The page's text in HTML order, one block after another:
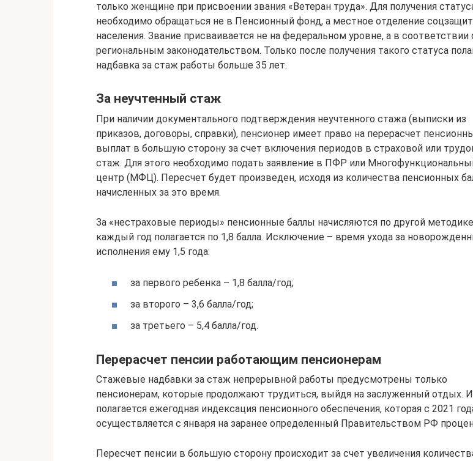
только женщине при присвоении звания «Ветеран труда». Для получения
необходимо обращаться не в Пенсионный фонд, а местное отделение
населения. Звание присваивается не на федеральном уровне, а в соответствии
региональным законодательством. Только после получения такого статуса
надбавка за стаж работы больше 35 лет.
За неучтенный стаж
При наличии документального подтверждения неучтенного стажа (выписки из
приказов, договоры, справки), пенсионер имеет право на перерасчет
выплат в большую сторону за счет включения периодов в страховой или
стаж. Для этого необходимо подать заявление в ПФР или
центр (МФЦ). Пересчет будет произведен, исходя из количества пенсионных
начисленных за это время.
За «нестраховые периоды» пенсионные баллы начисляются по другой
каждый год полагается по 1,8 балла. Исключение – время ухода за
исполнения ему 1,5 года:
за первого ребенка – 1,8 балла/год;
за второго – 3,6 балла/год;
за третьего – 5,4 балла/год.
Перерасчет пенсии работающим пенсионерам
Стажевые надбавки за стаж непрерывной работы предусмотрены только
пенсионерам, которые продолжают трудиться, выйдя на заслуженный отдых.
полагается ежегодная индексация пенсионного обеспечения, которая с 2021
осуществляется с января на заранее определенный Правительством РФ
Пересчет пенсии в большую сторону происходит за счет увеличения